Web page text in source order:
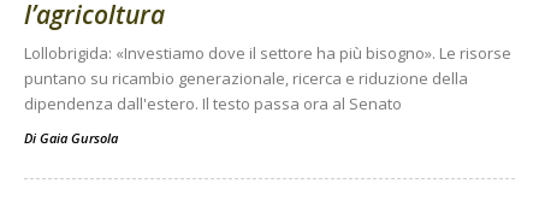
l’agricoltura
Lollobrigida: «Investiamo dove il settore ha più bisogno». Le risorse
puntano su ricambio generazionale, ricerca e riduzione della
dipendenza dall'estero. Il testo passa ora al Senato
Di Gaia Gursola